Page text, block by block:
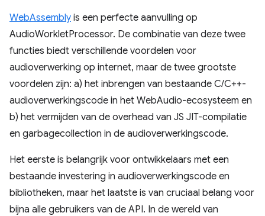
WebAssembly is een perfecte aanvulling op
AudioWorkletProcessor. De combinatie van deze twee
functies biedt verschillende voordelen voor
audioverwerking op internet, maar de twee grootste
voordelen zijn: a) het inbrengen van bestaande C/C++-
audioverwerkingscode in het WebAudio-ecosysteem en
b) het vermijden van de overhead van JS JIT-compilatie
en garbagecollection in de audioverwerkingscode.
Het eerste is belangrijk voor ontwikkelaars met een
bestaande investering in audioverwerkingscode en
bibliotheken, maar het laatste is van cruciaal belang voor
bijna alle gebruikers van de API. In de wereld van